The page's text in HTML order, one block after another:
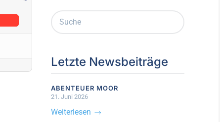
Letzte Newsbeiträge
ABENTEUER MOOR
21. Juni 2026
Weiterlesen